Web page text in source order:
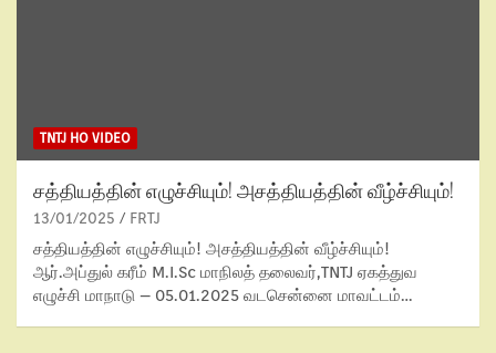
TNTJ HO VIDEO
சத்தியத்தின் எழுச்சியும்! அசத்தியத்தின் வீழ்ச்சியும்!
13/01/2025 FRTJ
சத்தியத்தின் எழுச்சியும்! அசத்தியத்தின் வீழ்ச்சியும்!
ஆர்.அப்துல் கரீம் M.I.Sc மாநிலத் தலைவர்,TNTJ ஏகத்துவ
எழுச்சி மாநாடு – 05.01.2025 வடசென்னை மாவட்டம்…